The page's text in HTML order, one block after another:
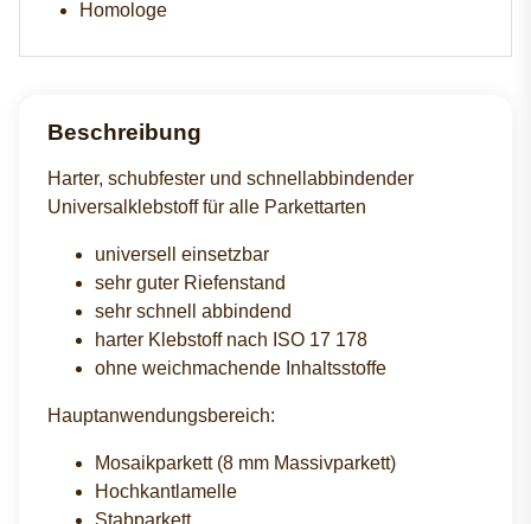
Homologe
Beschreibung
Harter, schubfester und schnellabbindender
Universalklebstoff für alle Parkettarten
universell einsetzbar
sehr guter Riefenstand
sehr schnell abbindend
harter Klebstoff nach ISO 17 178
ohne weichmachende Inhaltsstoffe
Hauptanwendungsbereich:
Mosaikparkett (8 mm Massivparkett)
Hochkantlamelle